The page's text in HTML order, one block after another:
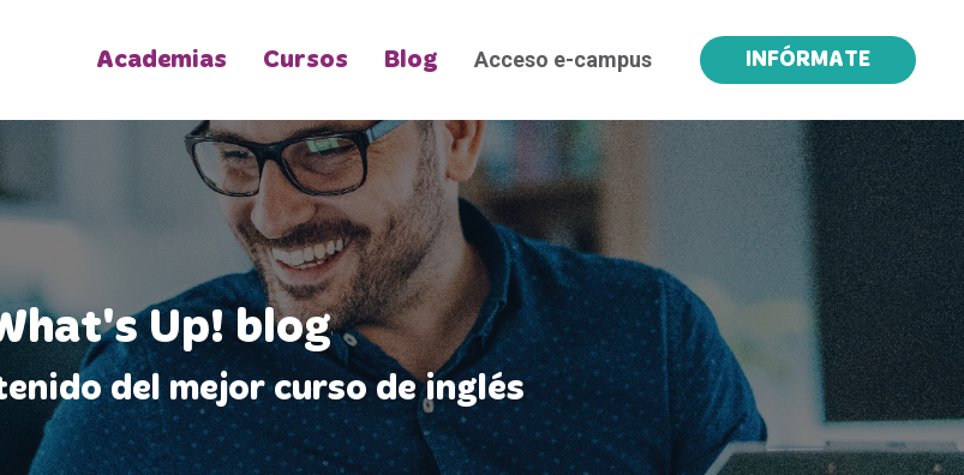
Academias Cursos Blog Acceso e-campus INFÓRMATE
Up! blog
del mejor curso de inglés